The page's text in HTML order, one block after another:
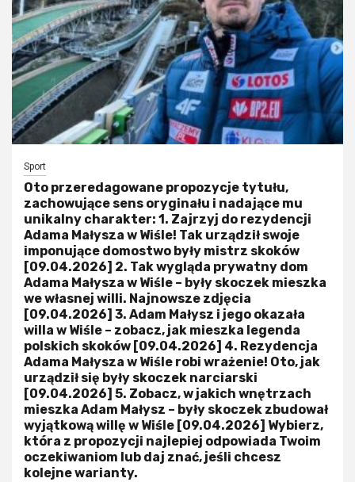
Sport
Oto przeredagowane propozycje tytułu,
zachowujące sens oryginału i nadające mu
unikalny charakter: 1. Zajrzyj do rezydencji
Adama Małysza w Wiśle! Tak urządził swoje
imponujące domostwo były mistrz skoków
[09.04.2026] 2. Tak wygląda prywatny dom
Adama Małysza w Wiśle – były skoczek mieszka
we własnej willi. Najnowsze zdjęcia
[09.04.2026] 3. Adam Małysz i jego okazała
willa w Wiśle – zobacz, jak mieszka legenda
polskich skoków [09.04.2026] 4. Rezydencja
Adama Małysza w Wiśle robi wrażenie! Oto, jak
urządził się były skoczek narciarski
[09.04.2026] 5. Zobacz, w jakich wnętrzach
mieszka Adam Małysz – były skoczek zbudował
wyjątkową willę w Wiśle [09.04.2026] Wybierz,
która z propozycji najlepiej odpowiada Twoim
oczekiwaniom lub daj znać, jeśli chcesz
kolejne warianty.